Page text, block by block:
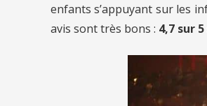
enfants s’appuyant sur les
avis sont très bons : 4,7 sur